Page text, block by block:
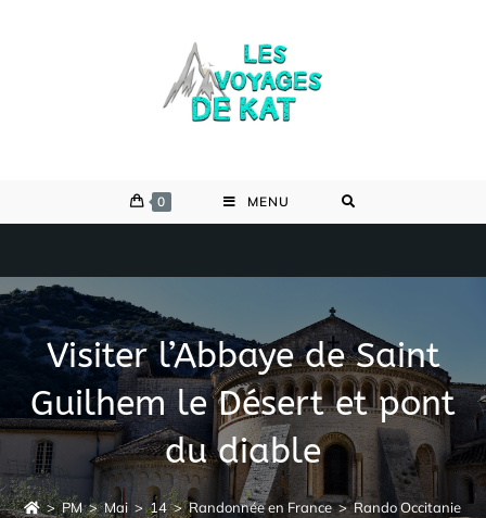
0 MENU
Visiter l’Abbaye de Saint
Guilhem le Désert et pont
du diable
> PM > Mai > 14 > Randonnée en France > Rando Occitanie >